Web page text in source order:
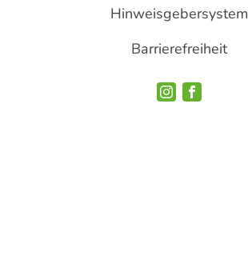
Hinweisgebersystem
Barrierefreiheit